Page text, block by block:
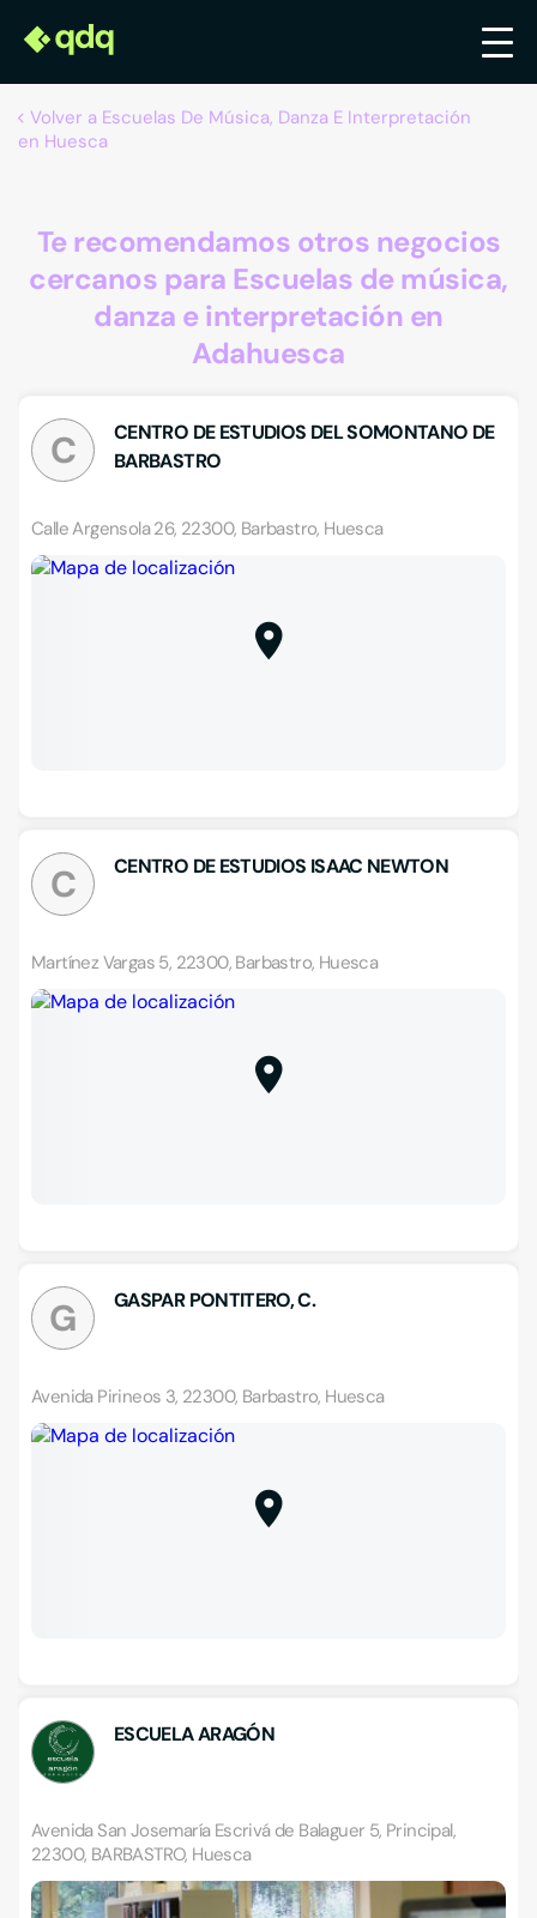
Volver a Escuelas De Música, Danza E Interpretación
en Huesca
Te recomendamos otros negocios
cercanos para Escuelas de música,
danza e interpretación en
Adahuesca
C
CENTRO DE ESTUDIOS DEL SOMONTANO DE
BARBASTRO
Calle Argensola 26, 22300, Barbastro, Huesca
C CENTRO DE ESTUDIOS ISAAC NEWTON
Martínez Vargas 5, 22300, Barbastro, Huesca
G GASPAR PONTITERO, C.
Avenida Pirineos 3, 22300, Barbastro, Huesca
ESCUELA ARAGÓN
Avenida San Josemaría Escrivá de Balaguer 5, Principal,
22300, BARBASTRO, Huesca